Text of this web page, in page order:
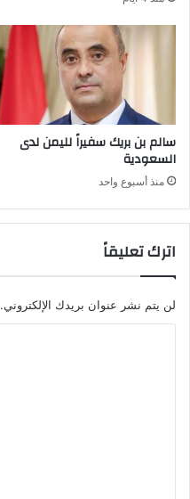
سالم بن بريك سفيراً لليمن لدى
السعودية
منذ أسبوع واحد
اترك تعليقاً
لن يتم نشر عنوان بريدك الإلكتروني.